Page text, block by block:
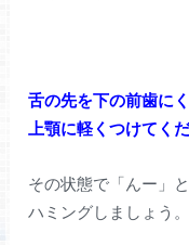
舌の先を下の前歯に
上顎に軽くつけてくだ
その状態で「んー」
ハミングしましょう。